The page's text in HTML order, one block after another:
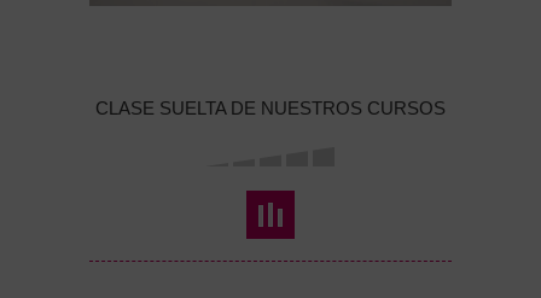
CLASE SUELTA DE NUESTROS CURSOS